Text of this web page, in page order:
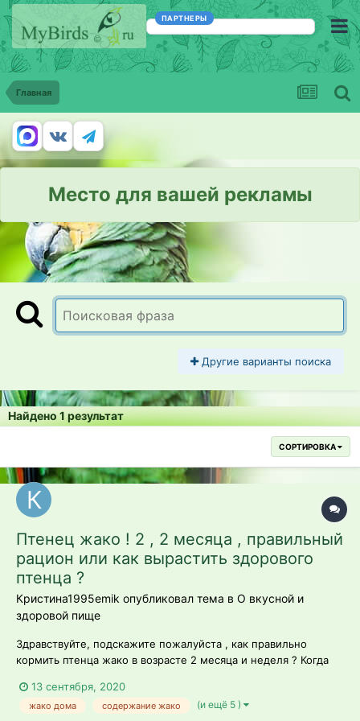
ПАРТНЕРЫ
Главная
Место для вашей рекламы
Другие варианты поиска
Найдено 1 результат
СОРТИРОВКА
Птенец жако ! 2 , 2 месяца , правильный
рацион или как вырастить здорового
птенца ?
Кристина1995emik опубликовал тема в О вкусной и
здоровой пище
Здравствуйте, подскажите пожалуйста , как правильно
кормить птенца жако в возрасте 2 месяца и неделя ? Когда
13 сентября, 2020
жако дома содержание жако (и ещё 5 )